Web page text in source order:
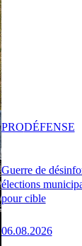
Guerre de
élections
pour cible
06.08.2026
PRODÉFENSE